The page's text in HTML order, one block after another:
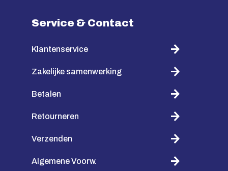
Service & Contact
Klantenservice
Zakelijke samenwerking
Betalen
Retourneren
Verzenden
Algemene Voorw.